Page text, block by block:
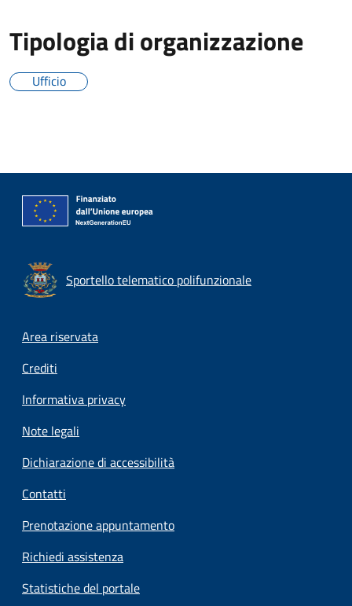
Tipologia di organizzazione
Ufficio
Sportello telematico polifunzionale
Footer menu
Area riservata
Crediti
Informativa privacy
Note legali
Dichiarazione di accessibilità
Contatti
Prenotazione appuntamento
Richiedi assistenza
Statistiche del portale